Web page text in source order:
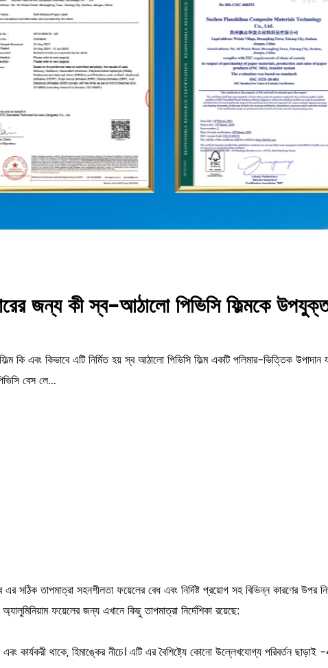
জন্য কী স্ব-আঠালো পিভিসি ফিল্মকে
কি এবং কিভাবে এটি নির্মিত হয় স্ব আঠালো পিভিসি ফিল্ম একটি পলিমার-ভিত্তিক উপাদান
বেস লে...
সঠিক তাপমাত্রা সহনশীলতা ফয়েলের বেধ এবং নির্দিষ্ট প্রয়োগ সহ বিভিন্ন কারণের উপর
ফয়েলের জন্য এখানে কিছু তাপমাত্রা নির্দেশিকা রয়েছে:
কার্যকরী থাকে, হিমাঙ্কের নীচে। এটি এর বৈশিষ্ট্যে কোনো উল্লেখযোগ্য পরিবর্তন